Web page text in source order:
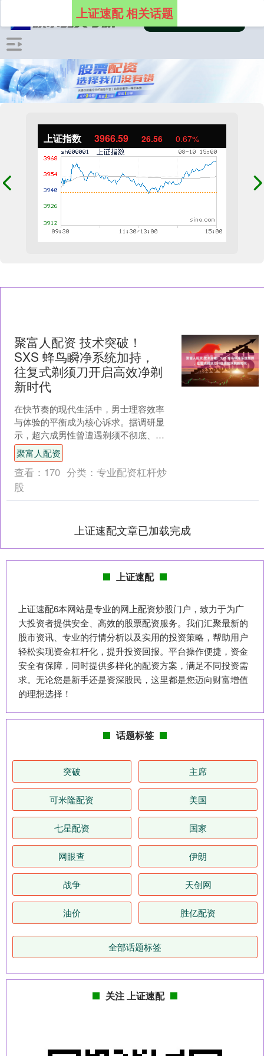
上证指数 3966.59 26.56 0.67%
上证速配 相关话题
聚富人配资 技术突破！
SXS 蜂鸟瞬净系统加持，
往复式剃须刀开启高效净剃
新时代
在快节奏的现代生活中，男士理容效率
与体验的平衡成为核心诉求。据调研显
示，超六成男性曾遭遇剃须不彻底、拉
扯胡须、皮肤泛红等困扰，尤其是浓密
硬须人群，传统剃须刀往往....
聚富人配资
查看： 170 分类： 专业配资杠杆炒
股
上证速配文章已加载完成
上证速配
上证速配6本网站是专业的网上配资炒股门户，致力于为广
大投资者提供安全、高效的股票配资服务。我们汇聚最新的
股市资讯、专业的行情分析以及实用的投资策略，帮助用户
轻松实现资金杠杆化，提升投资回报。平台操作便捷，资金
安全有保障，同时提供多样化的配资方案，满足不同投资需
求。无论您是新手还是资深股民，这里都是您迈向财富增值
的理想选择！
话题标签
突破 主席
可米隆配资 美国
七星配资 国家
网眼查 伊朗
战争 天创网
油价 胜亿配资
全部话题标签
关注 上证速配